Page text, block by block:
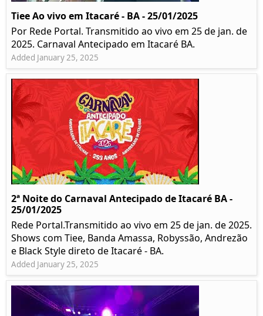
Tiee Ao vivo em Itacaré - BA - 25/01/2025
Por Rede Portal. Transmitido ao vivo em 25 de jan. de
2025. Carnaval Antecipado em Itacaré BA.
Added January 25, 2025
2ª Noite do Carnaval Antecipado de Itacaré BA -
25/01/2025
Rede Portal.Transmitido ao vivo em 25 de jan. de 2025.
Shows com Tiee, Banda Amassa, Robyssão, Andrezão
e Black Style direto de Itacaré - BA.
Added January 25, 2025